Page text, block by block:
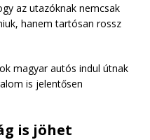
az utazóknak nemcsak
hanem tartósan rossz
magyar autós indul útnak
is jelentősen
is jöhet